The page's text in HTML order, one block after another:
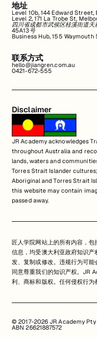
地址
Level 10b, 144 Edward
Level 2, 171 La Trobe St,
四川省成都市武侯区桂溪街道
45A13号
Business Hub, 155
联系方式
hello@jiangren.com.au
0421-672-555
Disclaimer
JR Academy acknowledges
throughout Australia and
lands, waters and
Torres Strait Islander
Aboriginal and Torres Strait
this website may contain
passed away.
匠人学院网站上的所有内容，
信息，均受澳大利亚政府知识
发、复制或修改。违规行为可
同意尊重我们的知识产权。JR
利、商标和版权。任何侵权行
© 2017-2026 JR Academy
ABN 26621887572